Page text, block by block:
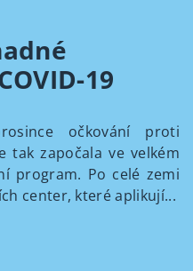
19
očkování proti
tak započala ve velkém
program. Po celé zemi
center, které aplikují...